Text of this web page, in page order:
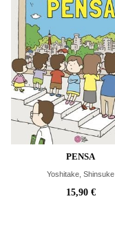
PENSA
Yoshitake, Shinsuke
15,90 €